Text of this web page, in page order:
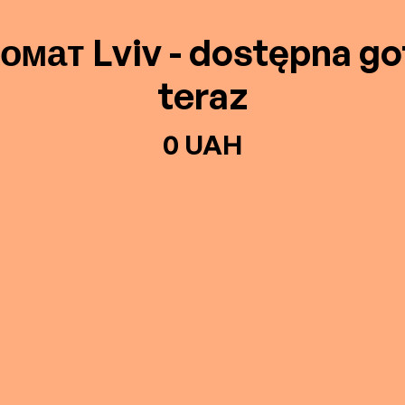
Lviv - dostępna
teraz
0 UAH